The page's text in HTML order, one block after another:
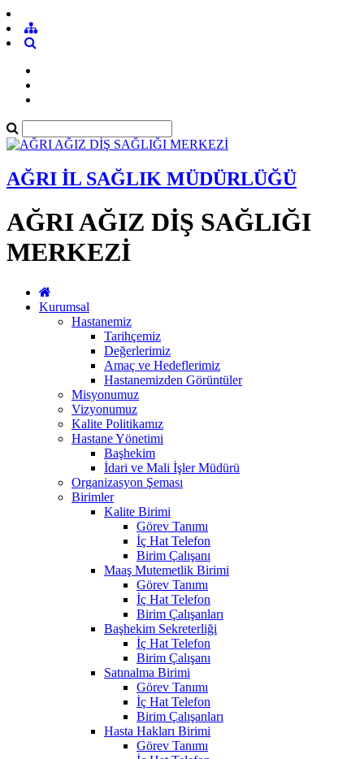
AĞRI İL SAĞLIK MÜDÜRLÜĞÜ
AĞRI AĞIZ DİŞ SAĞLIĞI
MERKEZİ
Kurumsal
Hastanemiz
Tarihçemiz
Değerlerimiz
Amaç ve Hedeflerimiz
Hastanemizden Görüntüler
Misyonumuz
Vizyonumuz
Kalite Politikamız
Hastane Yönetimi
Başhekim
İdari ve Mali İşler Müdürü
Organizasyon Şeması
Birimler
Kalite Birimi
Görev Tanımı
İç Hat Telefon
Birim Çalışanı
Maaş Mutemetlik Birimi
Görev Tanımı
İç Hat Telefon
Birim Çalışanları
Başhekim Sekreterliği
İç Hat Telefon
Birim Çalışanı
Satınalma Birimi
Görev Tanımı
İç Hat Telefon
Birim Çalışanları
Hasta Hakları Birimi
Görev Tanımı